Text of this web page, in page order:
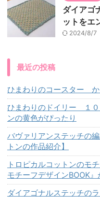
ダイアゴ
ットをエ
2024/8/7
最近の投稿
ひまわりのコースター
ひまわりのドイリー １０
ンの黄色がぴったり
バヴァリアンステッチの
トンの作品紹介】
トロピカルコットンのモ
モチーフデザインBOOK』
ダイアゴナルステッチの